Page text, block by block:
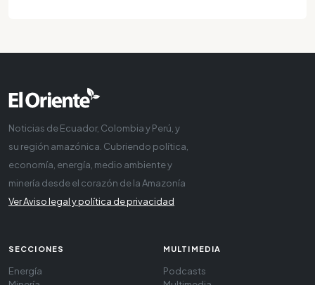
Noticias de Ecuador, Colombia y Perú, y
su región amazónica. Cubriendo política,
economía, energía, medio ambiente y
minería desde el corazón de la Amazonía
Ver Aviso legal y política de privacidad
SECCIONES
Energía
MULTIMEDIA
Podcasts